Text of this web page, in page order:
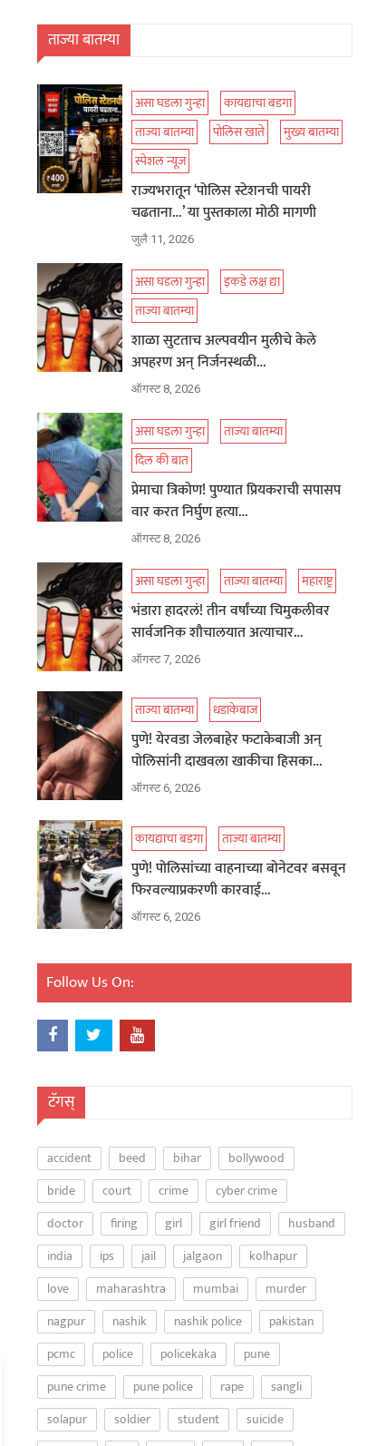
ताज्या बातम्या
असा घडला गुन्हा
कायद्याचा बडगा
ताज्या बातम्या
पोलिस खाते
मुख्य बातम्या
स्पेशल न्यूज
राज्यभरातून ‘पोलिस स्टेशनची पायरी
चढताना…’ या पुस्तकाला मोठी मागणी
जुलै 11, 2026
असा घडला गुन्हा
इकडे लक्ष द्या
ताज्या बातम्या
शाळा सुटताच अल्पवयीन मुलीचे केले
अपहरण अन् निर्जनस्थळी…
ऑगस्ट 8, 2026
असा घडला गुन्हा
ताज्या बातम्या
दिल की बात
प्रेमाचा त्रिकोण! पुण्यात प्रियकराची सपासप
वार करत निर्घुण हत्या…
ऑगस्ट 8, 2026
असा घडला गुन्हा ताज्या बातम्या महाराष्ट्र
भंडारा हादरलं! तीन वर्षांच्या चिमुकलीवर
सार्वजनिक शौचालयात अत्याचार…
ऑगस्ट 7, 2026
ताज्या बातम्या धडाकेबाज
पुणे! येरवडा जेलबाहेर फटाकेबाजी अन्
पोलिसांनी दाखवला खाकीचा हिसका…
ऑगस्ट 6, 2026
कायद्याचा बडगा ताज्या बातम्या
पुणे! पोलिसांच्या वाहनाच्या बोनेटवर बसवून
फिरवल्याप्रकरणी कारवाई…
ऑगस्ट 6, 2026
Follow Us On:
टॅगस्
accident beed bihar
bollywood
bride
court crime
cyber crime
doctor
firing girl girl friend
husband
india
ips jail jalgaon
kolhapur
love
maharashtra mumbai
murder
nagpur
nashik nashik police
pakistan
pcmc
police policekaka
pune
pune crime
pune police rape
sangli
solapur
soldier student
suicide